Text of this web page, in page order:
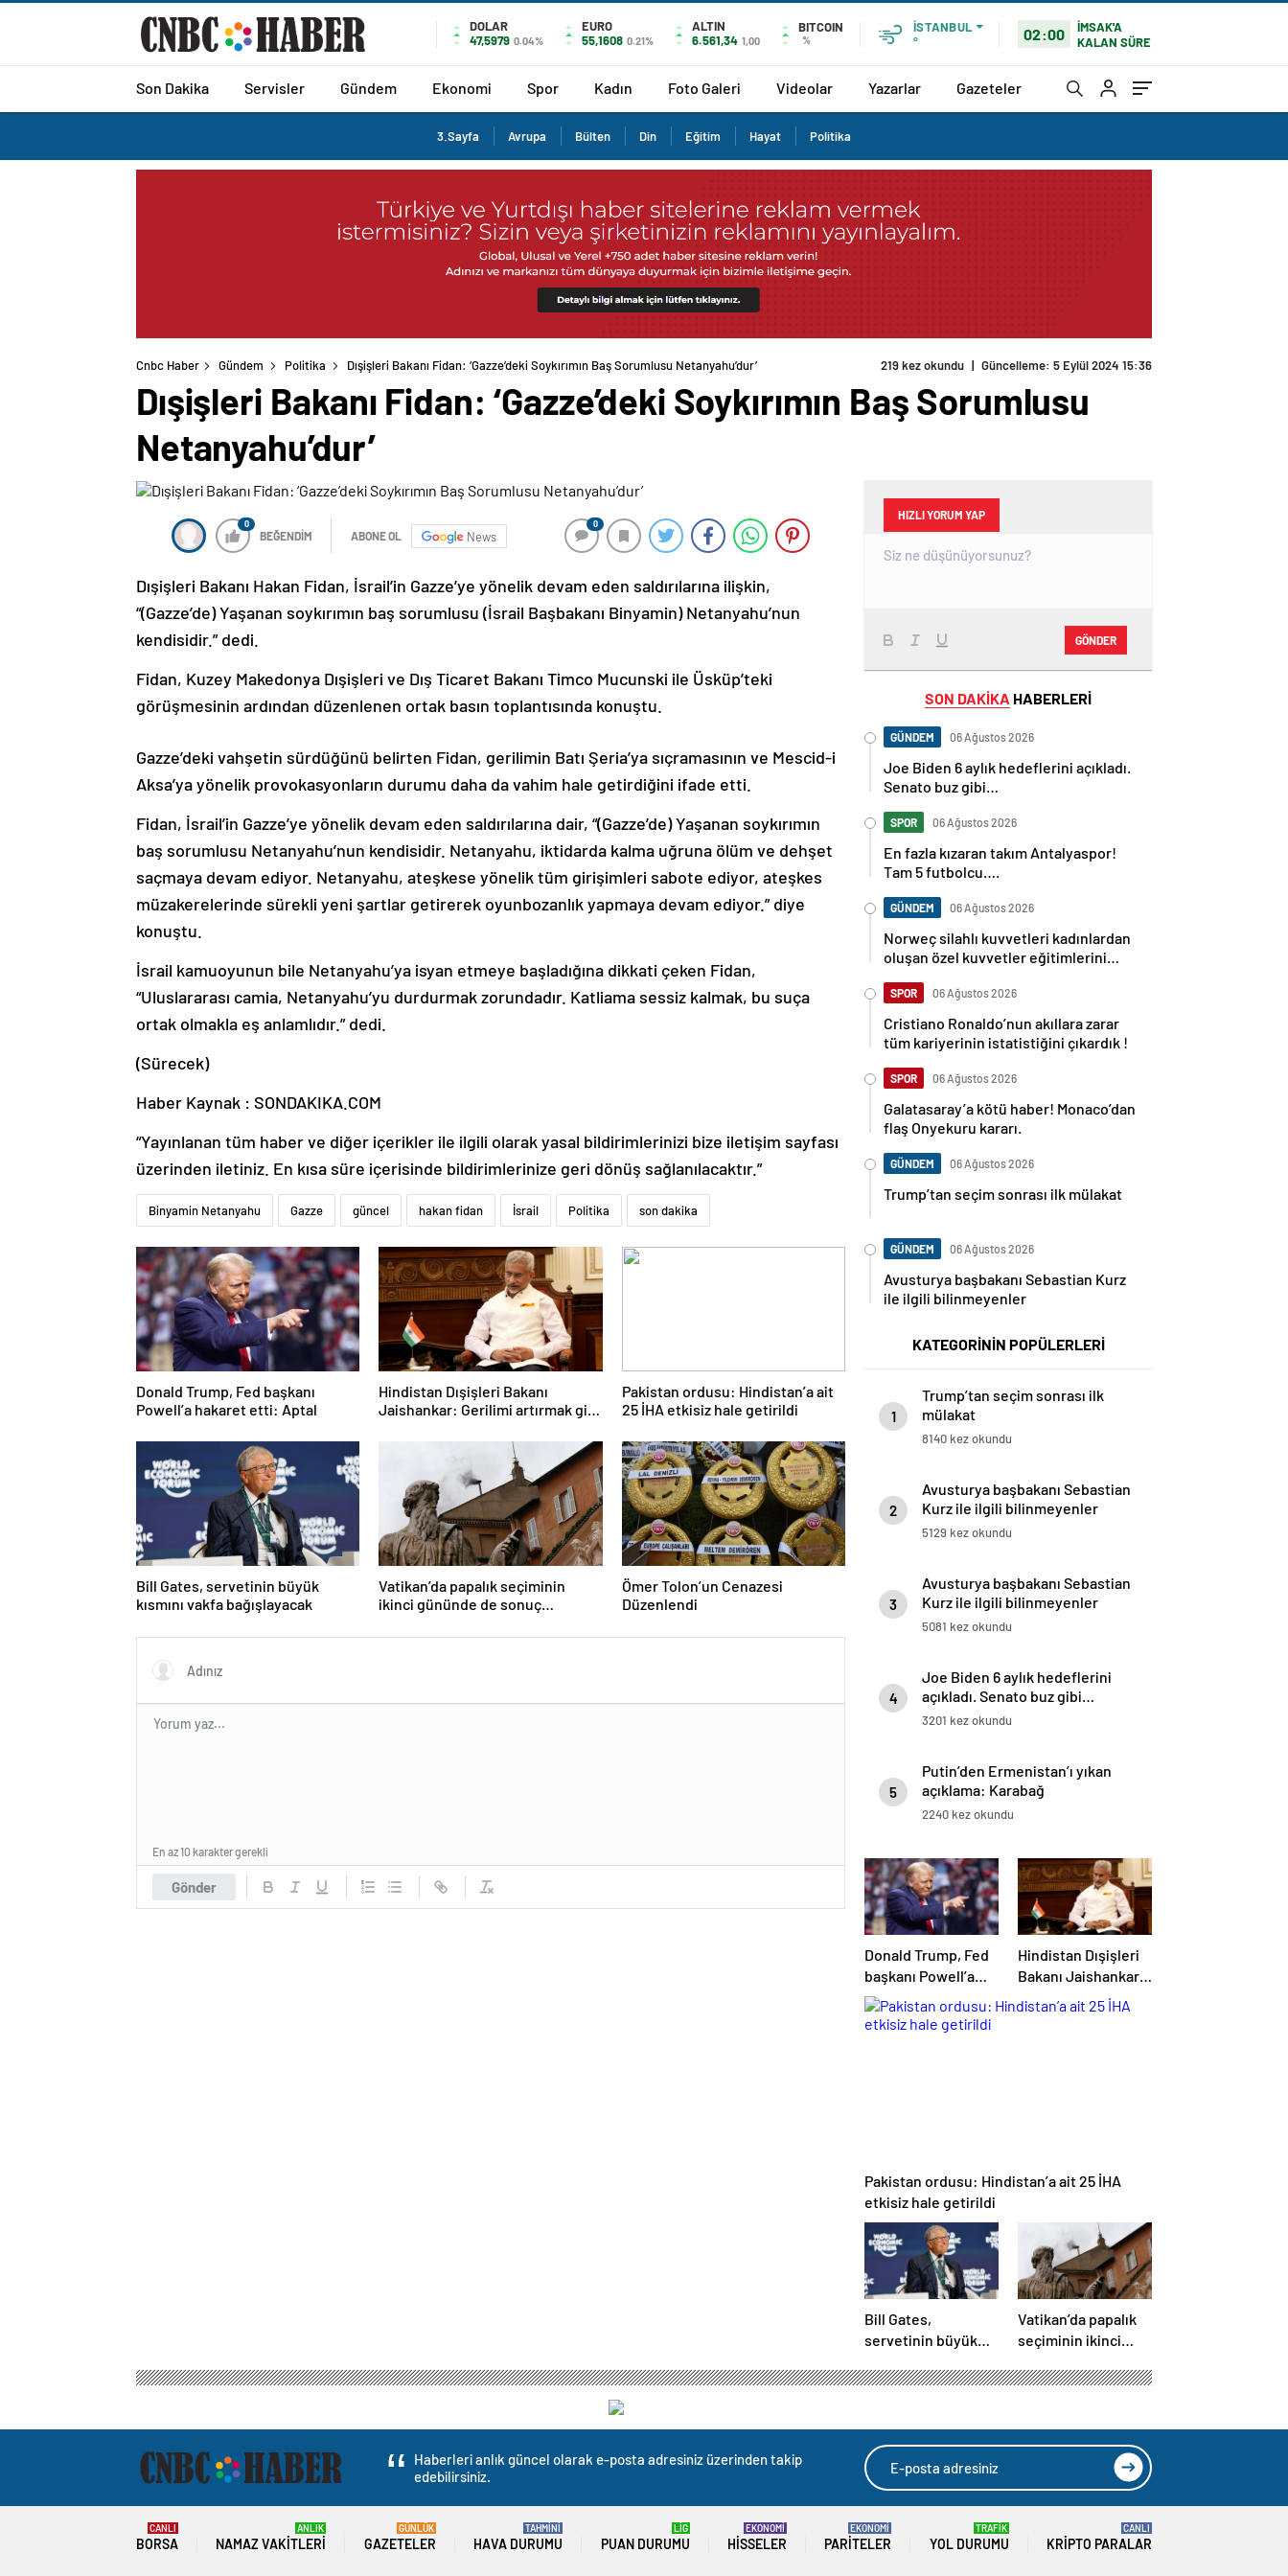
DOLAR
47,5979 0.04%
EURO
55,1608 0.21%
ALTIN
6.561,34 1,00
BITCOIN
%
İSTANBUL
°
02:00
İMSAK'A
KALAN SÜRE
Son Dakika Servisler Gündem Ekonomi Spor Kadın Foto Galeri Videolar Yazarlar Gazeteler
3.Sayfa Avrupa Bülten Din Eğitim Hayat Politika
Cnbc Haber Gündem Politika Dışişleri Bakanı Fidan: ‘Gazze’deki Soykırımın Baş Sorumlusu Netanyahu’dur’ 219 kez okundu | Güncelleme: 5 Eylül 2024 15:36
Dışişleri Bakanı Fidan: ‘Gazze’deki Soykırımın Baş Sorumlusu
Netanyahu’dur’
0
BEĞENDİM ABONE OL News
0
Dışişleri Bakanı Hakan Fidan, İsrail’in Gazze’ye yönelik devam eden saldırılarına ilişkin,
“(Gazze’de) Yaşanan soykırımın baş sorumlusu (İsrail Başbakanı Binyamin) Netanyahu’nun
kendisidir.” dedi.
Fidan, Kuzey Makedonya Dışişleri ve Dış Ticaret Bakanı Timco Mucunski ile Üsküp’teki
görüşmesinin ardından düzenlenen ortak basın toplantısında konuştu.
Gazze’deki vahşetin sürdüğünü belirten Fidan, gerilimin Batı Şeria’ya sıçramasının ve Mescid-i
Aksa’ya yönelik provokasyonların durumu daha da vahim hale getirdiğini ifade etti.
Fidan, İsrail’in Gazze’ye yönelik devam eden saldırılarına dair, “(Gazze’de) Yaşanan soykırımın
baş sorumlusu Netanyahu’nun kendisidir. Netanyahu, iktidarda kalma uğruna ölüm ve dehşet
saçmaya devam ediyor. Netanyahu, ateşkese yönelik tüm girişimleri sabote ediyor, ateşkes
müzakerelerinde sürekli yeni şartlar getirerek oyunbozanlık yapmaya devam ediyor.” diye
konuştu.
İsrail kamuoyunun bile Netanyahu’ya isyan etmeye başladığına dikkati çeken Fidan,
“Uluslararası camia, Netanyahu’yu durdurmak zorundadır. Katliama sessiz kalmak, bu suça
ortak olmakla eş anlamlıdır.” dedi.
(Sürecek)
Haber Kaynak : SONDAKIKA.COM
“Yayınlanan tüm haber ve diğer içerikler ile ilgili olarak yasal bildirimlerinizi bize iletişim sayfası
üzerinden iletiniz. En kısa süre içerisinde bildirimlerinize geri dönüş sağlanılacaktır.”
Binyamin Netanyahu Gazze güncel hakan fidan İsrail Politika son dakika
Donald Trump, Fed başkanı
Powell’a hakaret etti: Aptal
Hindistan Dışişleri Bakanı
Jaishankar: Gerilimi artırmak gibi
Pakistan ordusu: Hindistan’a ait
25 İHA etkisiz hale getirildi
Bill Gates, servetinin büyük
kısmını vakfa bağışlayacak
Vatikan’da papalık seçiminin
ikinci gününde de sonuç
Ömer Tolon’un Cenazesi
Düzenlendi
Gönder
En az 10 karakter gerekli
HIZLI YORUM YAP
GÖNDER
SON DAKİKA HABERLERİ
GÜNDEM 06 Ağustos 2026
Joe Biden 6 aylık hedeflerini açıkladı.
Senato buz gibi…
SPOR 06 Ağustos 2026
En fazla kızaran takım Antalyaspor!
Tam 5 futbolcu….
GÜNDEM 06 Ağustos 2026
Norweç silahlı kuvvetleri kadınlardan
oluşan özel kuvvetler eğitimlerini
SPOR 06 Ağustos 2026
Cristiano Ronaldo’nun akıllara zarar
tüm kariyerinin istatistiğini çıkardık !
SPOR 06 Ağustos 2026
Galatasaray’a kötü haber! Monaco’dan
flaş Onyekuru kararı.
GÜNDEM 06 Ağustos 2026
Trump’tan seçim sonrası ilk mülakat
GÜNDEM 06 Ağustos 2026
Avusturya başbakanı Sebastian Kurz
ile ilgili bilinmeyenler
KATEGORİNİN POPÜLERLERİ
1
Trump’tan seçim sonrası ilk
mülakat
8140 kez okundu
2
Avusturya başbakanı Sebastian
Kurz ile ilgili bilinmeyenler
5129 kez okundu
3
Avusturya başbakanı Sebastian
Kurz ile ilgili bilinmeyenler
5081 kez okundu
4
Joe Biden 6 aylık hedeflerini
açıkladı. Senato buz gibi…
3201 kez okundu
5
Putin’den Ermenistan’ı yıkan
açıklama: Karabağ
Azerbaycan’ın ayrılmaz bir
2240 kez okundu
Donald Trump, Fed
başkanı Powell’a
hakaret etti: Aptal
Hindistan Dışişleri
Bakanı Jaishankar:
Gerilimi artırmak
Pakistan ordusu: Hindistan’a ait 25 İHA
etkisiz hale getirildi
Bill Gates,
servetinin büyük
bağışlayacak
Vatikan’da papalık
seçiminin ikinci
alınamadı
Haberleri anlık güncel olarak e-posta adresiniz üzerinden takip
edebilirsiniz.
BORSA
CANLI
NAMAZ VAKITLERI
ANLIK
GAZETELER
GÜNLÜK
HAVA DURUMU
TAHMİNİ
PUAN DURUMU
LİG
HISSELER
EKONOMİ
PARITELER
EKONOMİ
YOL DURUMU
TRAFİK
KRIPTO PARALAR
CANLI